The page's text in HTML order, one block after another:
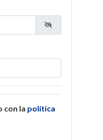
con la política